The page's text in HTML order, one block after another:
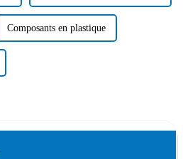
Composants en plastique